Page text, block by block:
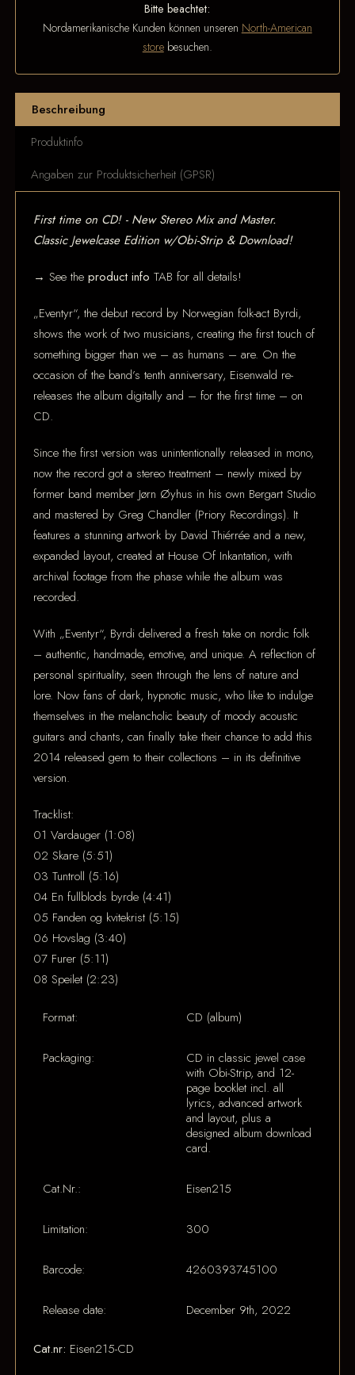
Bitte beachtet:
Nordamerikanische Kunden können unseren North-American
storebesuchen.
Beschreibung
Produktinfo
Angaben zur Produktsicherheit (GPSR)
First time on CD! - New Stereo Mix and Master.
Classic Jewelcase Edition w/Obi-Strip & Download!
→ See theproduct info TAB for all details!
„Eventyr“, the debut record by Norwegian folk-act Byrdi,
shows the work of two musicians, creating the first touch of
something bigger than we – as humans – are. On the
occasion of the band’s tenth anniversary, Eisenwald re-
releases the album digitally and – for the first time – on
CD.
Since the first version was unintentionally released in mono,
now the record got a stereo treatment – newly mixed by
former band member Jørn Øyhus in his own Bergart Studio
and mastered by Greg Chandler (Priory Recordings). It
features a stunning artwork by David Thiérrée and a new,
expanded layout, created at House Of Inkantation, with
archival footage from the phase while the album was
recorded.
With „Eventyr“, Byrdi delivered a fresh take on nordic folk
– authentic, handmade, emotive, and unique. A reflection of
personal spirituality, seen through the lens of nature and
lore. Now fans of dark, hypnotic music, who like to indulge
themselves in the melancholic beauty of moody acoustic
guitars and chants, can finally take their chance to add this
2014 released gem to their collections – in its definitive
version.
Tracklist:
01 Vardauger (1:08)
02 Skare (5:51)
03 Tuntroll (5:16)
04 En fullblods byrde (4:41)
05 Fanden og kvitekrist (5:15)
06 Hovslag (3:40)
07 Furer (5:11)
08 Speilet (2:23)
Format: CD (album)
Packaging:
CD in classic jewel case
with Obi-Strip, and 12-
page booklet incl. all
lyrics, advanced artwork
and layout, plus a
designed album download
card.
Cat.Nr.: Eisen215
Limitation: 300
Barcode: 4260393745100
Release date: December 9th, 2022
Cat.nr: Eisen215-CD